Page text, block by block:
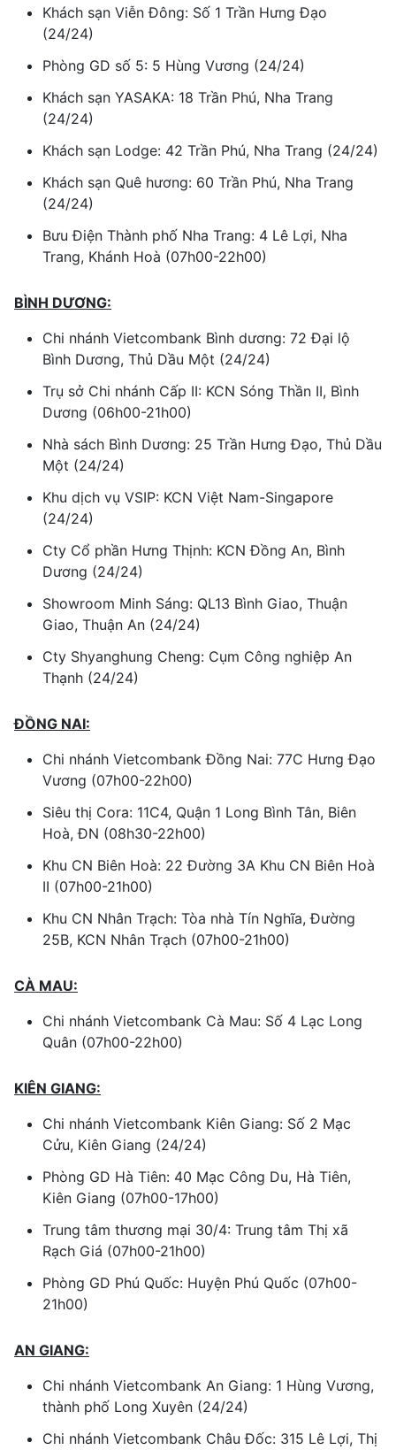
Khách sạn Viễn Đông: Số 1 Trần Hưng Đạo
(24/24)
Phòng GD số 5: 5 Hùng Vương (24/24)
Khách sạn YASAKA: 18 Trần Phú, Nha Trang
(24/24)
Khách sạn Lodge: 42 Trần Phú, Nha Trang (24/24)
Khách sạn Quê hương: 60 Trần Phú, Nha Trang
(24/24)
Bưu Điện Thành phố Nha Trang: 4 Lê Lợi, Nha
Trang, Khánh Hoà (07h00-22h00)
BÌNH DƯƠNG:
Chi nhánh Vietcombank Bình dương: 72 Đại lộ
Bình Dương, Thủ Dầu Một (24/24)
Trụ sở Chi nhánh Cấp II: KCN Sóng Thần II, Bình
Dương (06h00-21h00)
Nhà sách Bình Dương: 25 Trần Hưng Đạo, Thủ Dầu
Một (24/24)
Khu dịch vụ VSIP: KCN Việt Nam-Singapore
(24/24)
Cty Cổ phần Hưng Thịnh: KCN Đồng An, Bình
Dương (24/24)
Showroom Minh Sáng: QL13 Bình Giao, Thuận
Giao, Thuận An (24/24)
Cty Shyanghung Cheng: Cụm Công nghiệp An
Thạnh (24/24)
ĐỒNG NAI:
Chi nhánh Vietcombank Đồng Nai: 77C Hưng Đạo
Vương (07h00-22h00)
Siêu thị Cora: 11C4, Quận 1 Long Bình Tân, Biên
Hoà, ĐN (08h30-22h00)
Khu CN Biên Hoà: 22 Đường 3A Khu CN Biên Hoà
II (07h00-21h00)
Khu CN Nhân Trạch: Tòa nhà Tín Nghĩa, Đường
25B, KCN Nhân Trạch (07h00-21h00)
CÀ MAU:
Chi nhánh Vietcombank Cà Mau: Số 4 Lạc Long
Quân (07h00-22h00)
KIÊN GIANG:
Chi nhánh Vietcombank Kiên Giang: Số 2 Mạc
Cửu, Kiên Giang (24/24)
Phòng GD Hà Tiên: 40 Mạc Công Du, Hà Tiên,
Kiên Giang (07h00-17h00)
Trung tâm thương mại 30/4: Trung tâm Thị xã
Rạch Giá (07h00-21h00)
Phòng GD Phú Quốc: Huyện Phú Quốc (07h00-
21h00)
AN GIANG:
Chi nhánh Vietcombank An Giang: 1 Hùng Vương,
thành phố Long Xuyên (24/24)
Chi nhánh Vietcombank Châu Đốc: 315 Lê Lợi, Thị